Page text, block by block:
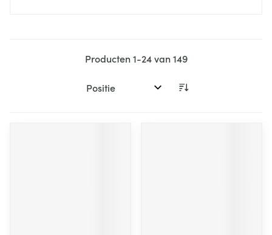
Producten1-24van149
Sorteer op: